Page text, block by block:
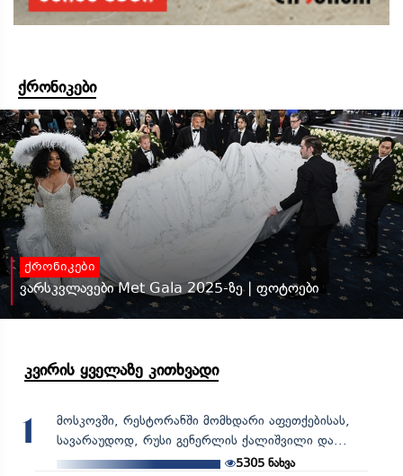
ქრონიკები
ქრონიკები
ვარსკვლავები Met Gala 2025-ზე | ფოტოები
კვირის ყველაზე კითხვადი
1
მოსკოვში, რესტორანში მომხდარი აფეთქებისას,
სავარაუდოდ, რუსი გენერლის ქალიშვილი და...
5305 ნახვა